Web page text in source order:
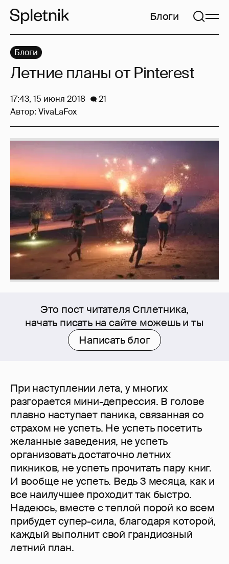
Блоги
Это пост читателя Сплетника,
начать писать на сайте можешь и ты
Написать блог
При наступлении лета, у многих
разгорается мини-депрессия. В голове
плавно наступает паника, связанная со
страхом не успеть. Не успеть посетить
желанные заведения, не успеть
организовать достаточно летних
пикников, не успеть прочитать пару книг.
И вообще не успеть. Ведь 3 месяца, как и
все наилучшее проходит так быстро.
Надеюсь, вместе с теплой порой ко всем
прибудет супер-сила, благодаря которой,
каждый выполнит свой грандиозный
летний план.
Блоги
Летние планы от Pinterest
17:43, 15 июня 2018
21
Автор: VivaLaFox